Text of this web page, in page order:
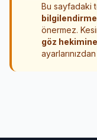
Bu sayfadaki
bilgilendirme
önermez.
göz hekimine